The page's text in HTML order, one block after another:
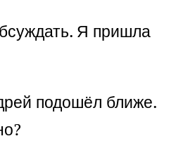
Я пришла
подошёл ближе.